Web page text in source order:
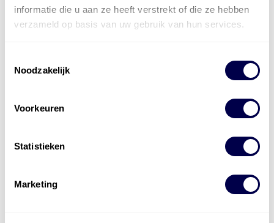
informatie die u aan ze heeft verstrekt of die ze hebben
verzameld op basis van uw gebruik van hun services.
Noodzakelijk
Voorkeuren
Statistieken
Marketing
ReferentiesKwikfit,Roba ,de Groot